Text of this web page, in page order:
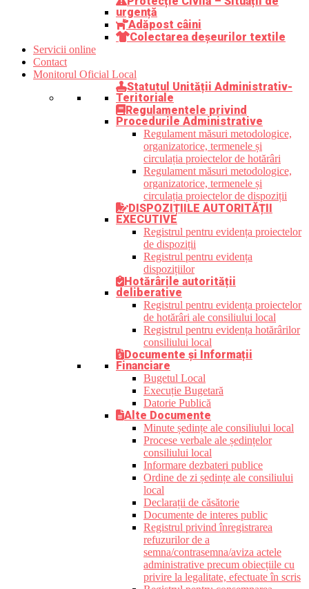
urgență
Adăpost câini
Colectarea deșeurilor textile
Servicii online
Contact
Monitorul Oficial Local
Statutul Unității Administrativ-
Teritoriale
Regulamentele privind
Procedurile Administrative
Regulament măsuri metodologice,
organizatorice, termenele și
circulația proiectelor de hotărâri
Regulament măsuri metodologice,
organizatorice, termenele și
circulația proiectelor de dispoziții
DISPOZIȚIILE AUTORITĂȚII
EXECUTIVE
Registrul pentru evidența proiectelor
de dispoziții
Registrul pentru evidența
dispozițiilor
Hotărârile autorității
deliberative
Registrul pentru evidența proiectelor
de hotărâri ale consiliului local
Registrul pentru evidența hotărârilor
consiliului local
Documente și Informații
Financiare
Bugetul Local
Execuție Bugetară
Datorie Publică
Alte Documente
Minute ședințe ale consiliului local
Procese verbale ale ședințelor
consiliului local
Informare dezbateri publice
Ordine de zi ședințe ale consiliului
local
Declarații de căsătorie
Documente de interes public
Registrul privind înregistrarea
refuzurilor de a
semna/contrasemna/aviza actele
administrative precum obiecțiile cu
privire la legalitate, efectuate în scris